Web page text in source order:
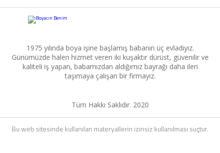
1975 yılında boya işine başlamış babanın üç evladıyız.
Günümüzde halen hizmet veren iki kuşaktır dürüst, güvenilir ve
kaliteli iş yapan, babamızdan aldığımız bayrağı daha ileri
taşımaya çalışan bir firmayız.
Tüm Hakkı Saklıdır. 2020
Bu web sitesinde kullanılan materyallerin izinsiz kullanılması suçtur.